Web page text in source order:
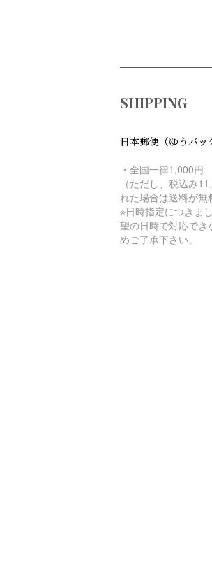
SHIPPING
日本郵便（ゆうパッ
・全国一律1,000円
（ただし、税込み
れた場合は送料が無
※日時指定につきま
望の日時で対応でき
めご了承下さい。